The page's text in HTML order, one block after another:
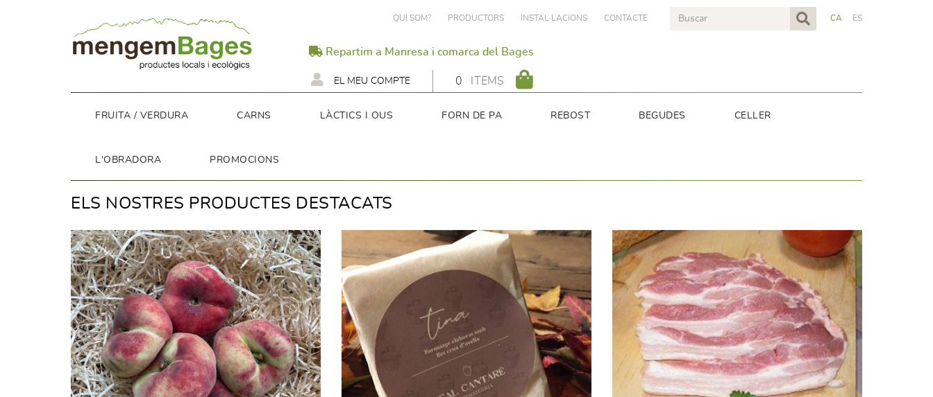
CA ES
QUI SOM? PRODUCTORS INSTAL·LACIONS CONTACTE
Repartim a Manresa i comarca del Bages
0 ITEMS
EL MEU COMPTE
FRUITA / VERDURA CARNS LÀCTICS I OUS FORN DE PA REBOST BEGUDES CELLER
L'OBRADORA PROMOCIONS
ELS NOSTRES PRODUCTES DESTACATS